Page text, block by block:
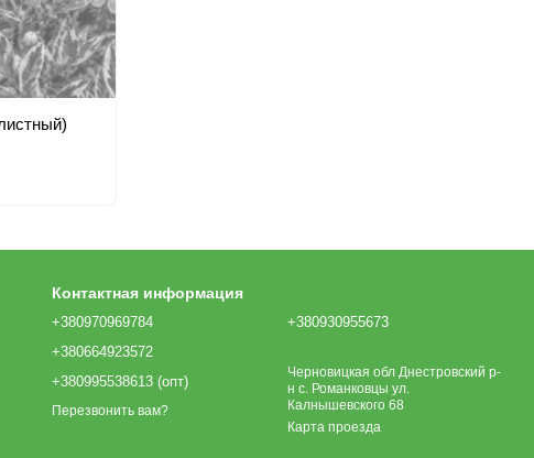
Контактная информация
+380970969784
+380664923572
+380995538613 (опт)
Перезвонить вам?
+380930955673
Черновицкая обл Днестровский р-
н с. Романковцы ул.
Калнышевского 68
Карта проезда